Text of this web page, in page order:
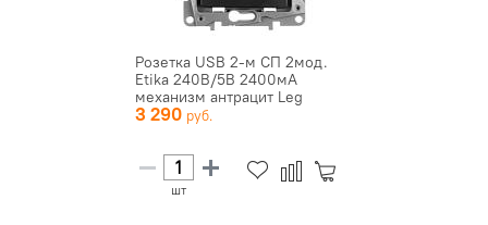
Розетка USB 2-м СП 2мод.
Etika 240В/5В 2400мА
механизм антрацит Leg
672694
3 290
шт